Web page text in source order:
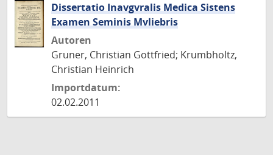
Dissertatio Inavgvralis Medica Sistens
Examen Seminis Mvliebris
Autoren
Gruner, Christian Gottfried; Krumbholtz,
Christian Heinrich
Importdatum:
02.02.2011